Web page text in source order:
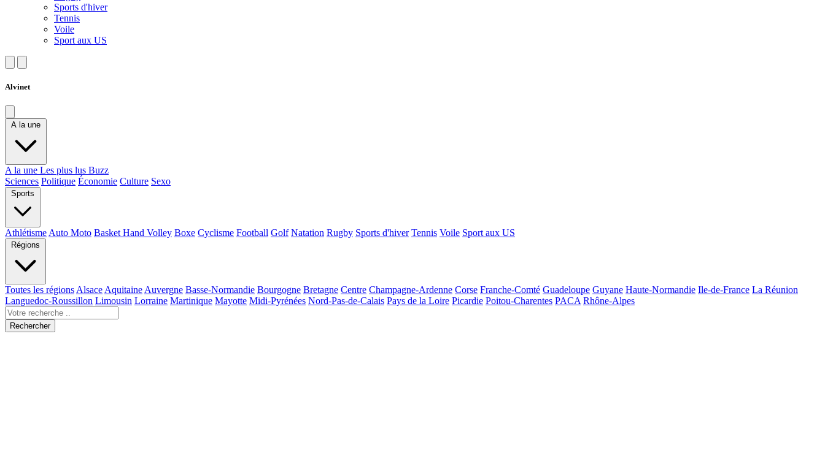
Sports d'hiver
Tennis
Voile
Sport aux US
Alvinet
A la une
A la une Les plus lus Buzz
Sciences Politique Économie Culture Sexo
Sports
Athlétisme Auto Moto Basket Hand Volley Boxe Cyclisme Football Golf Natation Rugby Sports d'hiver Tennis Voile Sport aux US
Régions
Toutes les régions Alsace Aquitaine Auvergne Basse-Normandie Bourgogne Bretagne Centre Champagne-Ardenne Corse Franche-Comté Guadeloupe Guyane Haute-Normandie Ile-de-France La Réunion
Languedoc-Roussillon Limousin Lorraine Martinique Mayotte Midi-Pyrénées Nord-Pas-de-Calais Pays de la Loire Picardie Poitou-Charentes PACA Rhône-Alpes
Rechercher